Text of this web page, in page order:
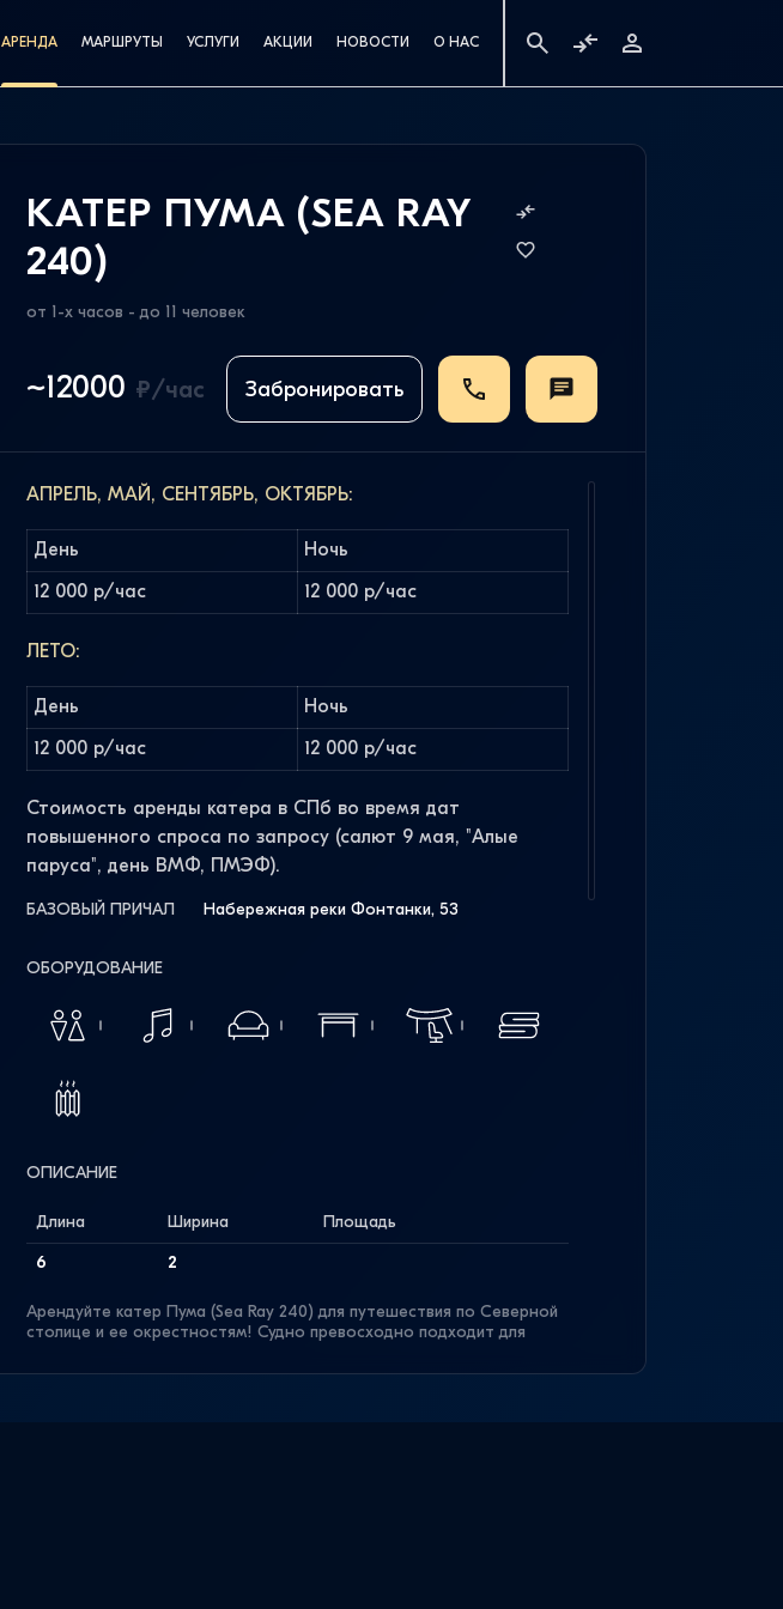
АРЕНДА МАРШРУТЫ УСЛУГИ АКЦИИ НОВОСТИ О НАС
КАТЕР ПУМА (SEA RAY
240)
от 1-х часов - до 11 человек
~12000 ₽/час Забронировать
АПРЕЛЬ, МАЙ, СЕНТЯБРЬ, ОКТЯБРЬ:
День Ночь
12 000 р/час 12 000 р/час
ЛЕТО:
День Ночь
12 000 р/час 12 000 р/час
Стоимость аренды катера в СПб во время дат
повышенного спроса по запросу (салют 9 мая, "Алые
паруса", день ВМФ, ПМЭФ).
БАЗОВЫЙ ПРИЧАЛ Набережная реки Фонтанки, 53
ОБОРУДОВАНИЕ
ОПИСАНИЕ
Длина Ширина Площадь
6 2
Арендуйте катер Пума (Sea Ray 240) для путешествия по Северной
столице и ее окрестностям! Судно превосходно подходит для
Петербургу в компании до 11 человек.